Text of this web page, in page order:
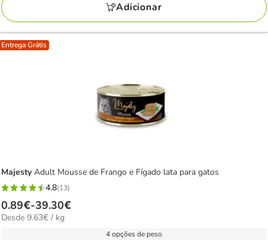
174.62€
Adicionar
Entrega Grátis
Majesty Adult Mousse de Frango e Fígado lata para gatos
4.8
estrelas
com
4.8(13)
Preço
de
0.89€-39.30€
9.63€
Desde 9.63€ / kg
4 opções de peso